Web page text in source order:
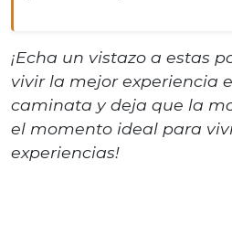
¡Echa un vistazo a estas
vivir la mejor experiencia
caminata y deja que la
el momento ideal para
experiencias!